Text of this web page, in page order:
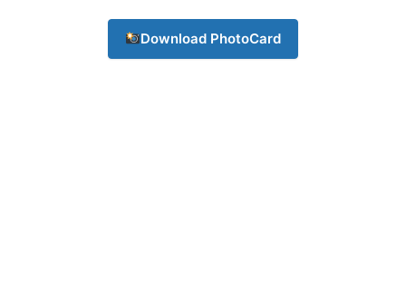
Download PhotoCard